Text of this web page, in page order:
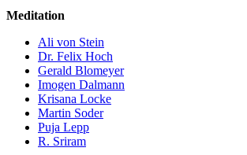
Meditation
Ali von Stein
Dr. Felix Hoch
Gerald Blomeyer
Imogen Dalmann
Krisana Locke
Martin Soder
Puja Lepp
R. Sriram